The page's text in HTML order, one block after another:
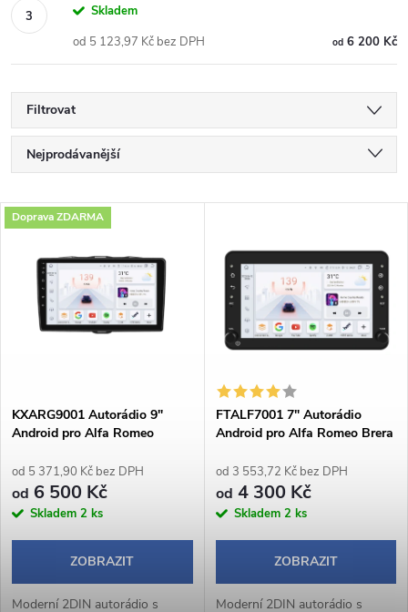
Skladem
od6 200 Kč
od 5 123,97 Kč bez DPH
Filtrovat
Ř
a
p
r
o
Nejprodávanější
Nejdražší
Abecedně
V
s
p
r
o
d
Doprava ZDARMA
KXARG9001 Autorádio 9"
Android pro Alfa Romeo
od 5 371,90 Kč bez DPH
od 6 500 Kč
Skladem 2 ks
ZOBRAZIT
Moderní 2DIN autorádio s
FTALF7001 7" Autorádio
Android pro Alfa Romeo Brera
od 3 553,72 Kč bez DPH
od 4 300 Kč
Skladem 2 ks
ZOBRAZIT
Moderní 2DIN autorádio s